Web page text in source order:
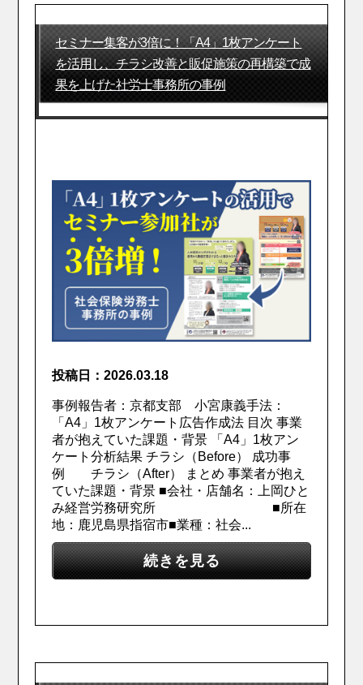
セミナー集客が3倍に！「A4」1枚アンケート
を活用し、チラシ改善と販促施策の再構築で成
果を上げた社労士事務所の事例
投稿日：2026.03.18
事例報告者：京都支部 小宮康義手法：
「A4」1枚アンケート広告作成法 目次 事業
者が抱えていた課題・背景 「A4」1枚アン
ケート分析結果 チラシ（Before） 成功事
例 チラシ（After） まとめ 事業者が抱え
ていた課題・背景 ■会社・店舗名：上岡ひと
み経営労務研究所 ■所在
地：鹿児島県指宿市■業種：社会...
続きを見る